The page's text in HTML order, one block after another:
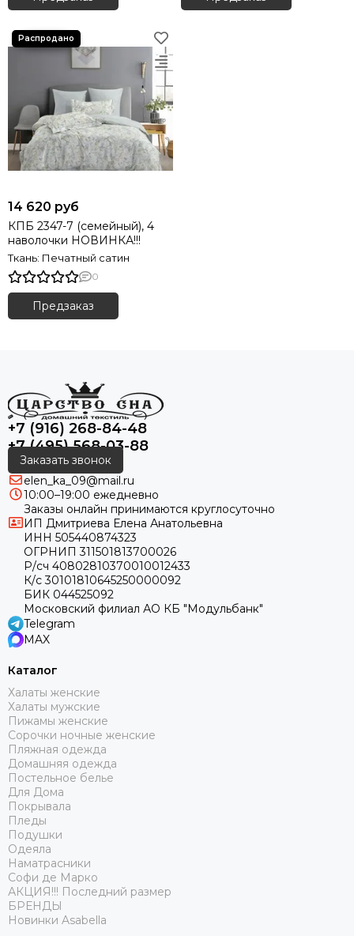
14 620 руб
КПБ 2347-7 (семейный), 4
наволочки НОВИНКА!!!
Ткань: Печатный сатин
0
Предзаказ
+7 (916) 268-84-48
+7 (495) 568-03-88
Заказать звонок
elen_ka_09@mail.ru
10:00–19:00 ежедневно
Заказы онлайн принимаются круглосуточно
ИП Дмитриева Елена Анатольевна
ИНН 505440874323
ОГРНИП 311501813700026
Р/сч 40802810370010012433
К/с 30101810645250000092
БИК 044525092
Московский филиал АО КБ "Модульбанк"
Telegram
MAX
Каталог
Халаты женские
Халаты мужские
Пижамы женские
Сорочки ночные женские
Пляжная одежда
Домашняя одежда
Постельное белье
Для Дома
Покрывала
Пледы
Подушки
Одеяла
Наматрасники
Софи де Марко
АКЦИЯ!!! Последний размер
БРЕНДЫ
Новинки Asabella